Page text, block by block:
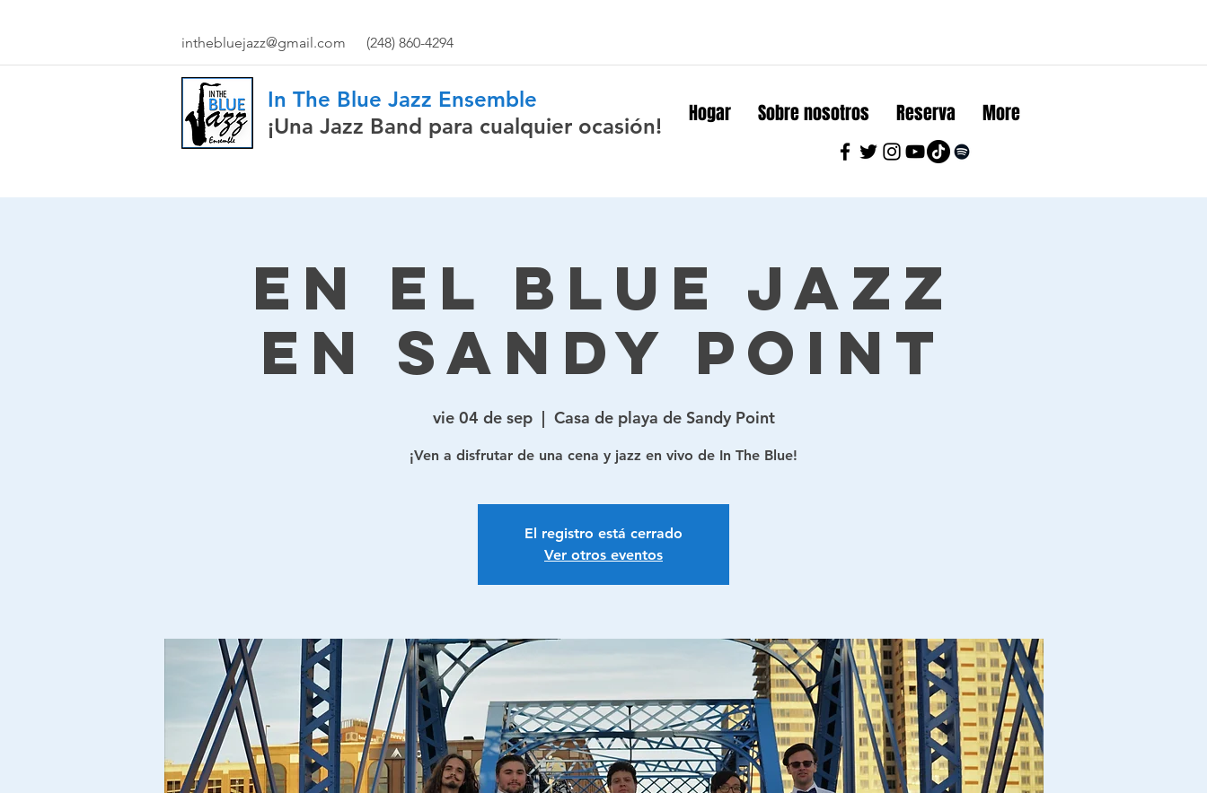
inthebluejazz@gmail.com (248) 860-4294
In The Blue Jazz Ensemble
¡Una Jazz Band para cualquier ocasión!
Hogar Sobre nosotros Reserva More
En el Blue Jazz
en Sandy Point
vie 04 de sep
  |
Casa de playa de Sandy Point
¡Ven a disfrutar de una cena y jazz en vivo de In The Blue!
El registro está cerrado
Ver otros eventos